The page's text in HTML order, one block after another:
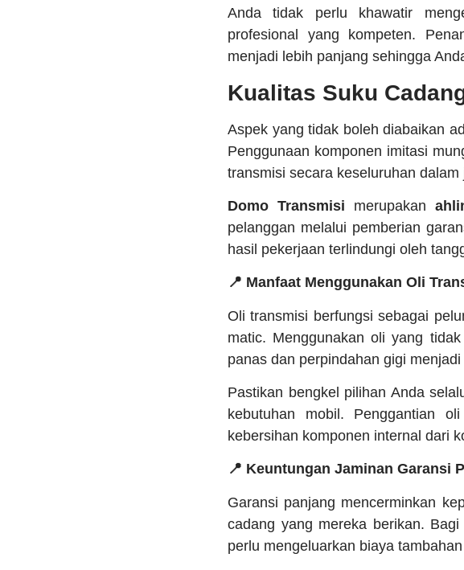
Anda tidak perlu khawatir
profesional yang kompeten.
menjadi lebih panjang sehingga
Kualitas Suku
Aspek yang tidak boleh diabaikan
Penggunaan komponen imitasi
transmisi secara keseluruhan
Domo Transmisi merupakan
pelanggan melalui pemberian
hasil pekerjaan terlindungi oleh
📍 Manfaat Menggunakan Oli
Oli transmisi berfungsi sebagai
matic. Menggunakan oli yang
panas dan perpindahan gigi
Pastikan bengkel pilihan Anda
kebutuhan mobil. Penggantian
kebersihan komponen internal dari
📍 Keuntungan Jaminan Garansi
Garansi panjang mencerminkan
cadang yang mereka berikan.
perlu mengeluarkan biaya